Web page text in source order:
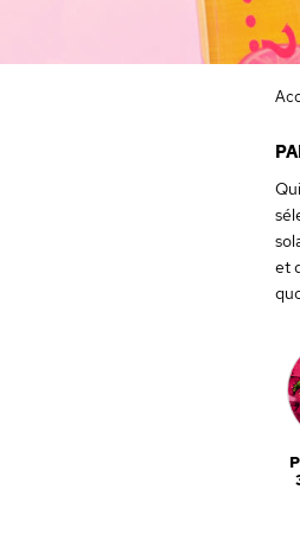
et
Blush
Rouge à Lèvres